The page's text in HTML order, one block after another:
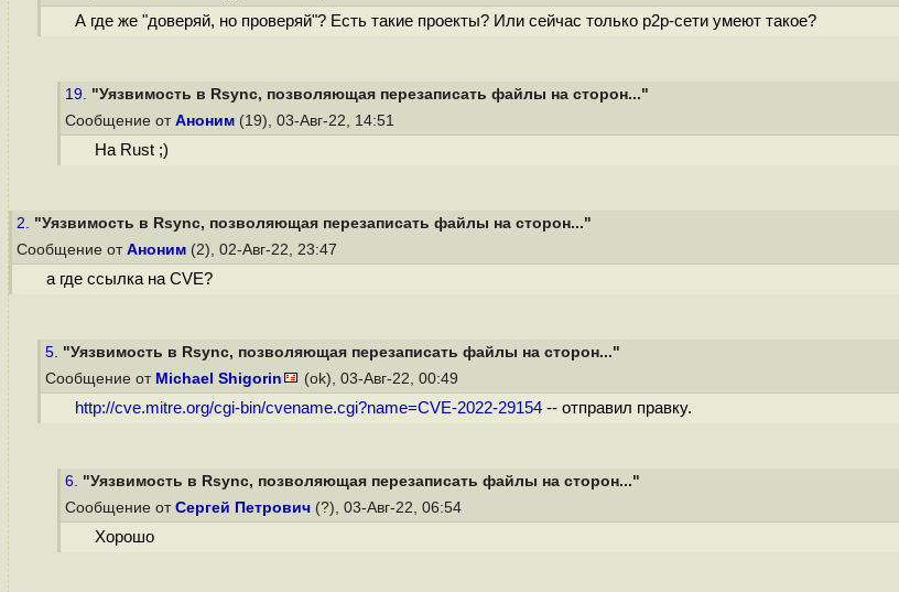
А где же "доверяй, но проверяй"? Есть такие проекты? Или сейчас только p2p-сети умеют такое?
19. "Уязвимость в Rsync, позволяющая перезаписать файлы на сторон..."
Сообщение от Аноним (19), 03-Авг-22, 14:51
На Rust ;)
2. "Уязвимость в Rsync, позволяющая перезаписать файлы на сторон..."
Сообщение от Аноним (2), 02-Авг-22, 23:47
а где ссылка на CVE?
5. "Уязвимость в Rsync, позволяющая перезаписать файлы на сторон..."
Сообщение от Michael Shigorin (ok), 03-Авг-22, 00:49
http://cve.mitre.org/cgi-bin/cvename.cgi?name=CVE-2022-29154-- отправил правку.
6. "Уязвимость в Rsync, позволяющая перезаписать файлы на сторон..."
Сообщение от Сергей Петрович (?), 03-Авг-22, 06:54
Хорошо